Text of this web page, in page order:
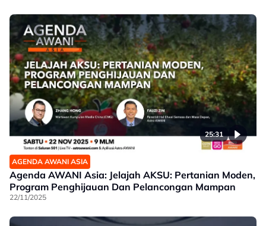
25:31
AGENDA AWANI ASIA
Agenda AWANI Asia: Jelajah AKSU: Pertanian Moden,
Program Penghijauan Dan Pelancongan Mampan
22/11/2025